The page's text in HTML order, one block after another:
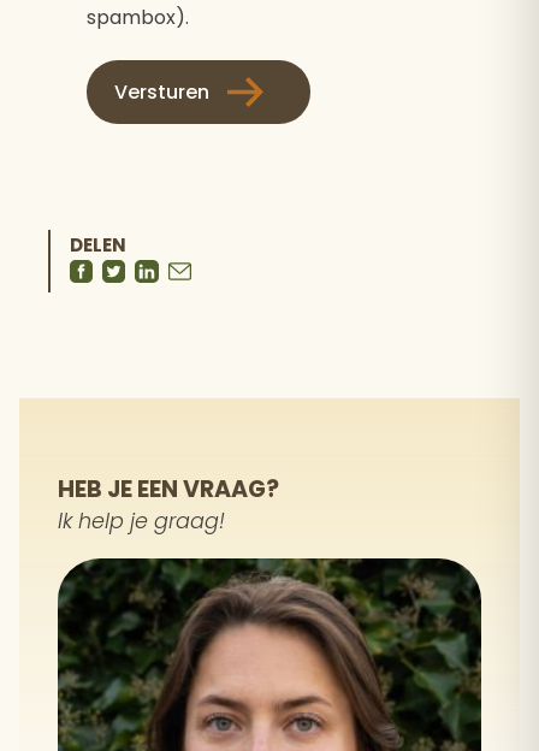
spambox).
Versturen
DELEN
HEB JE EEN VRAAG?
Ik help je graag!